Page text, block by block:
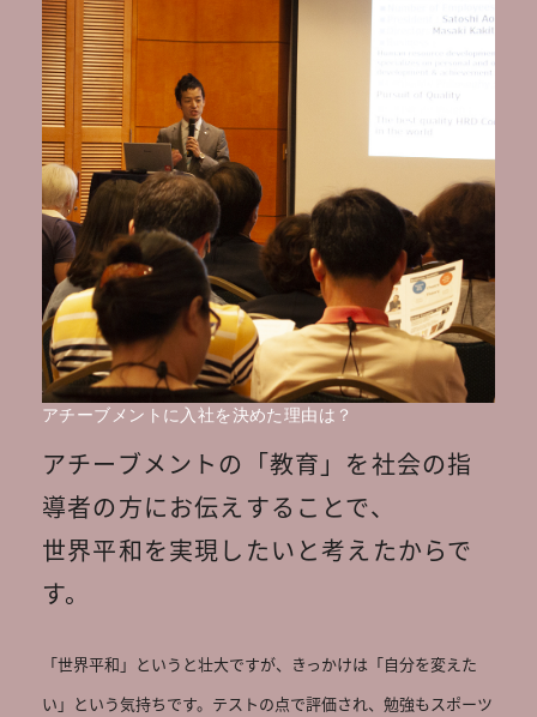
アチーブメントに入社を決めた理由は？
アチーブメントの「教育」を社会の指
導者の方にお伝えすることで、
世界平和を実現したいと考えたからで
す。
「世界平和」というと壮大ですが、きっかけは「自分を変えた
い」という気持ちです。テストの点で評価され、勉強もスポーツ